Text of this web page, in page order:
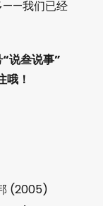
——我们已经
说叁说事”
！
(2005)